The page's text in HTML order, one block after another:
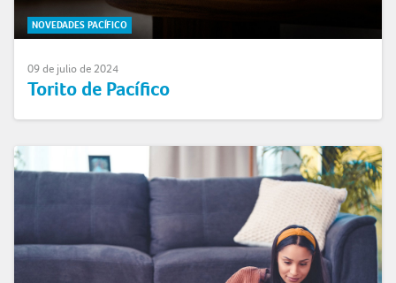
NOVEDADES PACÍFICO
09 de julio de 2024
Torito de Pacífico